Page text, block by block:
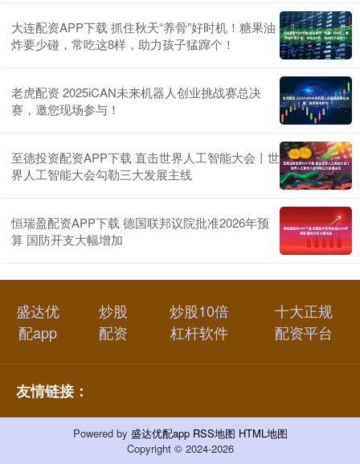
大连配资APP下载 抓住秋天“养骨”好时机！糖果油
炸要少碰，常吃这8样，助力孩子猛蹿个！
老虎配资 2025iCAN未来机器人创业挑战赛总决
赛，邀您现场参与！
至德投资配资APP下载 直击世界人工智能大会丨世
界人工智能大会勾勒三大发展主线
恒瑞盈配资APP下载 德国联邦议院批准2026年预
算 国防开支大幅增加
盛达优
配app
炒股
配资
炒股10倍
杠杆软件
十大正规
配资平台
友情链接：
Powered by 盛达优配app RSS地图 HTML地图
Copyright © 2024-2026